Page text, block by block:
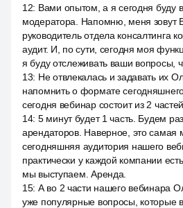
12: Вами опытом, а я сегодня буду
модератора. Напомню, меня зовут
руководитель отдела консалтинга
аудит. И, по сути, сегодня моя
я буду отслеживать ваши вопросы,
13: Не отвлекалась и задавать их
напомнить о формате
сегодня вебинар состоит из 2
14: 5 минут будет 1 часть. Будем
арендаторов. Наверное, это самая
сегодняшняя аудитория нашего
практически у каждой компании
мы выступаем. Аренда.
15: А во 2 части нашего вебинара
уже популярные вопросы, которые